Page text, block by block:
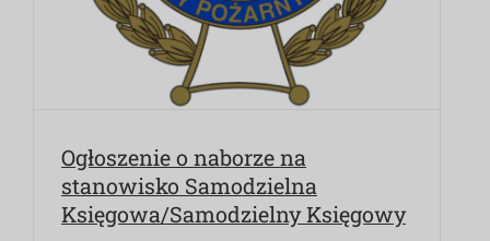
Ogłoszenie o naborze na
stanowisko Samodzielna
Księgowa/Samodzielny Księgowy